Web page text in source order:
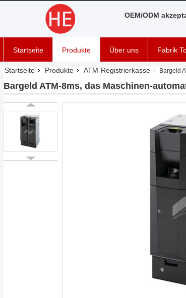
OEM/ODM
Startseite Produkte Über uns Fabrik
Startseite Produkte ATM-Registrierkasse Bargeld
Bargeld ATM-8ms, das Maschinen-